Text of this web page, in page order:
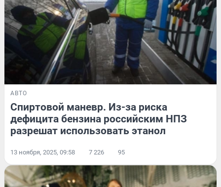
АВТО
Спиртовой маневр. Из-за риска
дефицита бензина российским НПЗ
разрешат использовать этанол
13 ноября, 2025, 09:58 7 226 95